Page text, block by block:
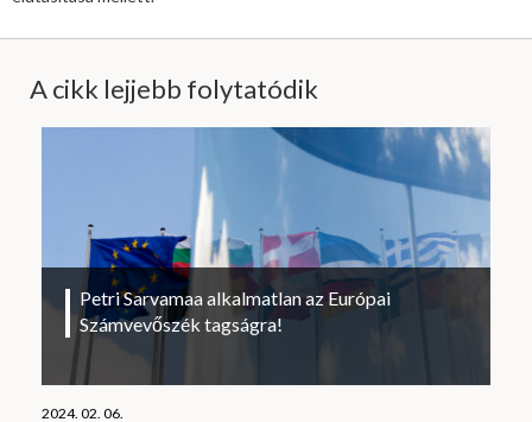
A cikk lejjebb folytatódik
Petri Sarvamaa alkalmatlan az Európai
Számvevőszék tagságra!
2024. 02. 06.